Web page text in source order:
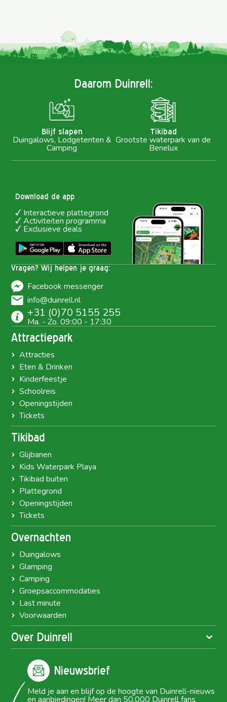
Daarom Duinrell:
Blijf slapen
Duingalows, Lodgetenten &
Camping
Tikibad
Grootste waterpark van de
Benelux
Vragen? Wij helpen je graag:
Facebook messenger
info@duinrell.nl
+31 (0)70 5155 255
Ma. - Zo. 09:00 - 17:30
Download de app
Interactieve plattegrond
Activiteiten programma
Exclusieve deals
Attractiepark
Attracties
Eten & Drinken
Kinderfeestje
Schoolreis
Openingstijden
Tickets
Tikibad
Glijbanen
Kids Waterpark Playa
Tikibad buiten
Plattegrond
Openingstijden
Tickets
Overnachten
Duingalows
Glamping
Camping
Groepsaccommodaties
Last minute
Voorwaarden
Over Duinrell
Nieuwsbrief
Meld je aan en blijf op de hoogte van Duinrell-nieuws
en aanbiedingen! Meer dan 50.000 Duinrell fans